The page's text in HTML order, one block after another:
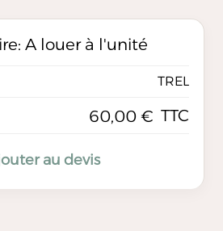
A louer à l'unité
TREL
60,00 € TTC
au devis